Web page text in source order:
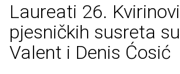
Laureati 26.
pjesničkih susreta
Valent i Denis Ćosić